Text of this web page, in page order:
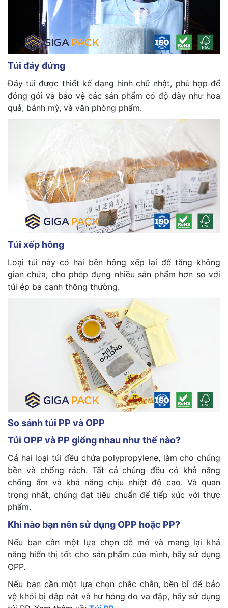
Túi đáy đứng
Đáy túi được thiết kế dạng hình chữ nhật, phù hợp để
đóng gói và bảo vệ các sản phẩm có độ dày như hoa
quả, bánh mỳ, và văn phòng phẩm.
Túi xếp hông
Loại túi này có hai bên hông xếp lại để tăng không
gian chứa, cho phép đựng nhiều sản phẩm hơn so với
túi ép ba cạnh thông thường.
So sánh túi PP và OPP
Túi OPP và PP giống nhau như thế nào?
Cả hai loại túi đều chứa polypropylene, làm cho chúng
bền và chống rách. Tất cả chúng đều có khả năng
chống ẩm và khả năng chịu nhiệt độ cao. Và quan
trọng nhất, chúng đạt tiêu chuẩn để tiếp xúc với thực
phẩm.
Khi nào bạn nên sử dụng OPP hoặc PP?
Nếu bạn cần một lựa chọn dễ mở và mang lại khả
năng hiển thị tốt cho sản phẩm của mình, hãy sử dụng
OPP.
Nếu bạn cần một lựa chọn chắc chắn, bền bỉ để bảo
vệ khỏi bị dập nát và hư hỏng do va đập, hãy sử dụng